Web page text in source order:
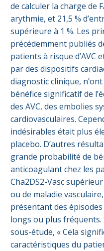
de calculer la charge de
arythmie, et 21,5 %
supérieure à 1 %. Les
précédemment publiés
patients à risque d’AVC
par des dispositifs
diagnostic clinique,
bénéfice significatif de
des AVC, des embolies
cardiovasculaires.
indésirables était plus
placebo. D’autres
grande probabilité de
anticoagulant chez les
Cha2DS2-Vasc
ou de maladie
présentant des
longs ou plus fréquents.
sous-étude, « Cela
caractéristiques du